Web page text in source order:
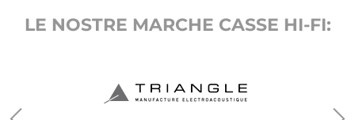
LE NOSTRE MARCHE CASSE HI-FI: